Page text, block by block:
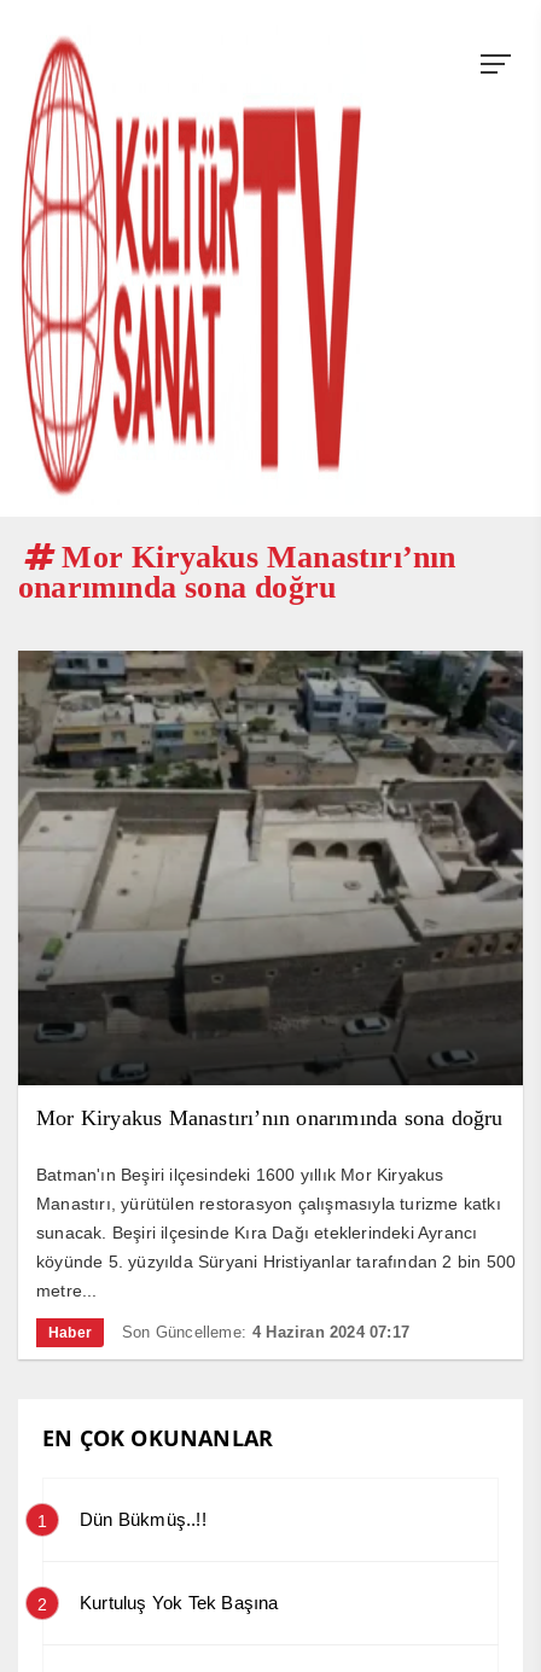
Mor Kiryakus Manastırı’nın
onarımında sona doğru
Mor Kiryakus Manastırı’nın onarımında sona doğru
Batman'ın Beşiri ilçesindeki 1600 yıllık Mor Kiryakus
Manastırı, yürütülen restorasyon çalışmasıyla turizme katkı
sunacak. Beşiri ilçesinde Kıra Dağı eteklerindeki Ayrancı
köyünde 5. yüzyılda Süryani Hristiyanlar tarafından 2 bin 500
metre...
Haber Son Güncelleme: 4 Haziran 2024 07:17
EN ÇOK OKUNANLAR
1 Dün Bükmüş..!!
2 Kurtuluş Yok Tek Başına